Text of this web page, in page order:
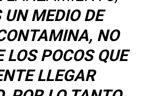
MEDIO DE
NO
POCOS QUE
LLEGAR